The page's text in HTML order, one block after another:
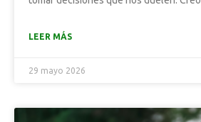
LEER MÁS
29 mayo 2026